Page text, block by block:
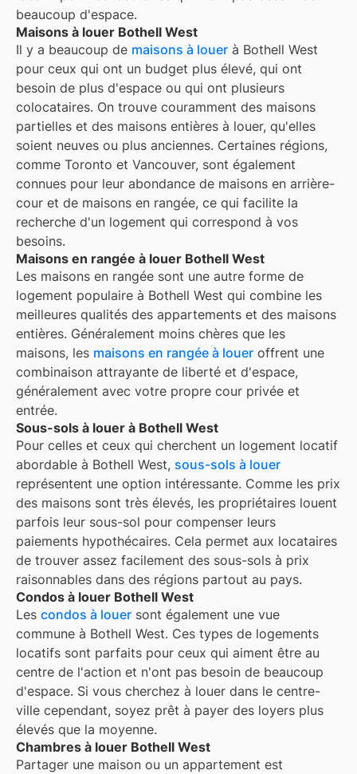
beaucoup d'espace.
Maisons à louer Bothell West
Il y a beaucoup de maisons à louer à Bothell West
pour ceux qui ont un budget plus élevé, qui ont
besoin de plus d'espace ou qui ont plusieurs
colocataires. On trouve couramment des maisons
partielles et des maisons entières à louer, qu'elles
soient neuves ou plus anciennes. Certaines régions,
comme Toronto et Vancouver, sont également
connues pour leur abondance de maisons en arrière-
cour et de maisons en rangée, ce qui facilite la
recherche d'un logement qui correspond à vos
besoins.
Maisons en rangée à louer Bothell West
Les maisons en rangée sont une autre forme de
logement populaire à Bothell West qui combine les
meilleures qualités des appartements et des maisons
entières. Généralement moins chères que les
maisons, les maisons en rangée à louer offrent une
combinaison attrayante de liberté et d'espace,
généralement avec votre propre cour privée et
entrée.
Sous-sols à louer à Bothell West
Pour celles et ceux qui cherchent un logement locatif
abordable à Bothell West, sous-sols à louer
représentent une option intéressante. Comme les prix
des maisons sont très élevés, les propriétaires louent
parfois leur sous-sol pour compenser leurs
paiements hypothécaires. Cela permet aux locataires
de trouver assez facilement des sous-sols à prix
raisonnables dans des régions partout au pays.
Condos à louer Bothell West
Les condos à louer sont également une vue
commune à Bothell West. Ces types de logements
locatifs sont parfaits pour ceux qui aiment être au
centre de l'action et n'ont pas besoin de beaucoup
d'espace. Si vous cherchez à louer dans le centre-
ville cependant, soyez prêt à payer des loyers plus
élevés que la moyenne.
Chambres à louer Bothell West
Partager une maison ou un appartement est